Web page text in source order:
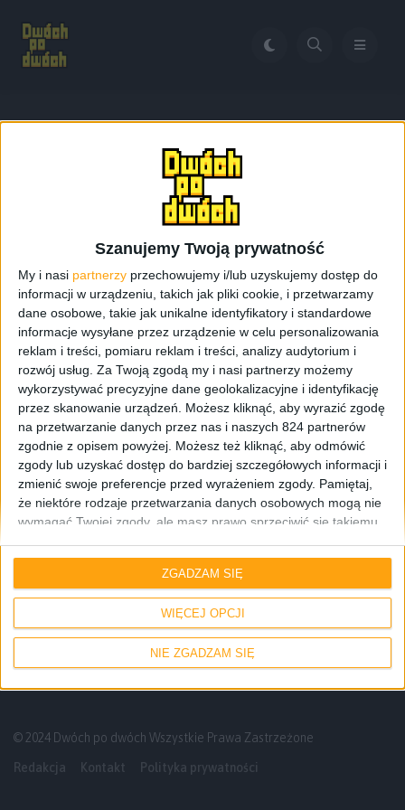
Szanujemy Twoją prywatność
My i nasi partnerzy przechowujemy i/lub uzyskujemy dostęp do
informacji w urządzeniu, takich jak pliki cookie, i przetwarzamy
dane osobowe, takie jak unikalne identyfikatory i standardowe
informacje wysyłane przez urządzenie w celu personalizowania
reklam i treści, pomiaru reklam i treści, analizy audytorium i
rozwój usług. Za Twoją zgodą my i nasi partnerzy możemy
wykorzystywać precyzyjne dane geolokalizacyjne i identyfikację
przez skanowanie urządzeń. Możesz kliknąć, aby wyrazić zgodę
na przetwarzanie danych przez nas i naszych 824 partnerów
zgodnie z opisem powyżej. Możesz też kliknąć, aby odmówić
zgody lub uzyskać dostęp do bardziej szczegółowych informacji i
zmienić swoje preferencje przed wyrażeniem zgody. Pamiętaj,
że niektóre rodzaje przetwarzania danych osobowych mogą nie
wymagać Twojej zgody, ale masz prawo sprzeciwić się takiemu
do tej witryny. Możesz w dowolnym momencie zmienić swoje
preferencje lub wycofać zgodę, wracając na tę stronę i klikając
przycisk "Prywatność" na dole strony.
WIĘCEJ OPCJI
NIE ZGADZAM SIĘ
ZGADZAM SIĘ
Cienkie smartfony
Cienkie smartfony
Nikt nie potrzebuje cienkich smartfonów
© 2024 Dwóch po dwóch Wszystkie Prawa Zastrzeżone
Redakcja Kontakt Polityka prywatności